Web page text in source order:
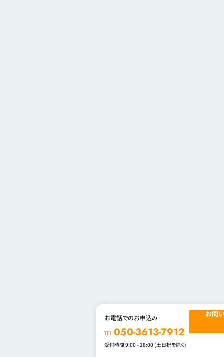
お電話でのお申込み
TEL.050-3613-7912
受付時間 9:00 - 18:00 (土日祝を除く)
お問